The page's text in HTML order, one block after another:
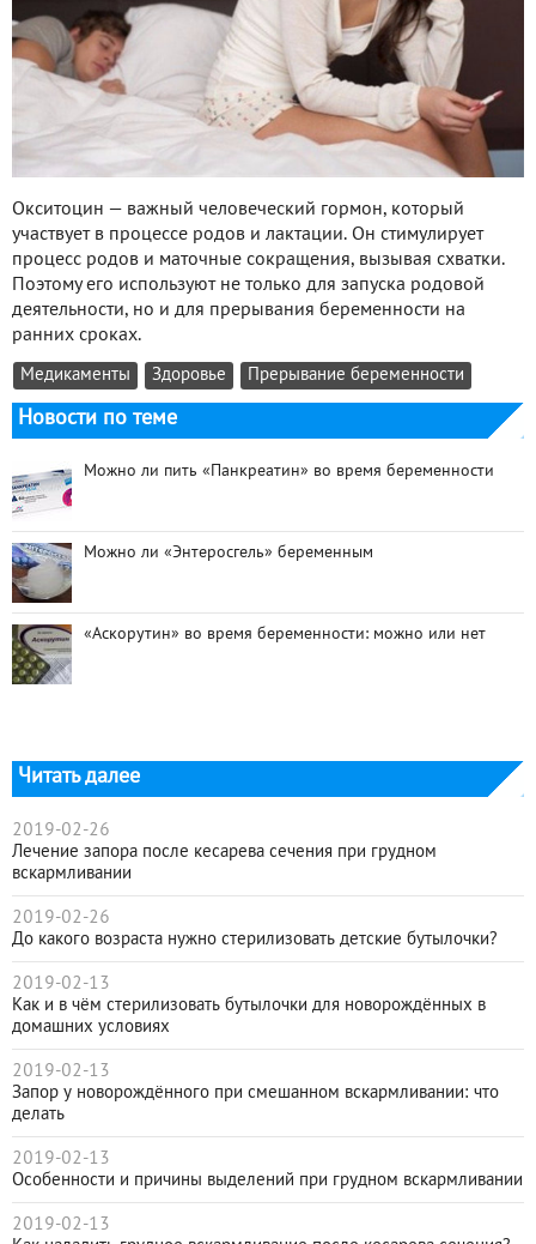
Окситоцин — важный человеческий гормон, который
участвует в процессе родов и лактации. Он стимулирует
процесс родов и маточные сокращения, вызывая схватки.
Поэтому его используют не только для запуска родовой
деятельности, но и для прерывания беременности на
ранних сроках.
Медикаменты Здоровье Прерывание беременности
Новости по теме
Можно ли пить «Панкреатин» во время беременности
Можно ли «Энтеросгель» беременным
«Аскорутин» во время беременности: можно или нет
Читать далее
2019-02-26
Лечение запора после кесарева сечения при грудном
вскармливании
2019-02-26
До какого возраста нужно стерилизовать детские бутылочки?
2019-02-13
Как и в чём стерилизовать бутылочки для новорождённых в
домашних условиях
2019-02-13
Запор у новорождённого при смешанном вскармливании: что
делать
2019-02-13
Особенности и причины выделений при грудном вскармливании
2019-02-13